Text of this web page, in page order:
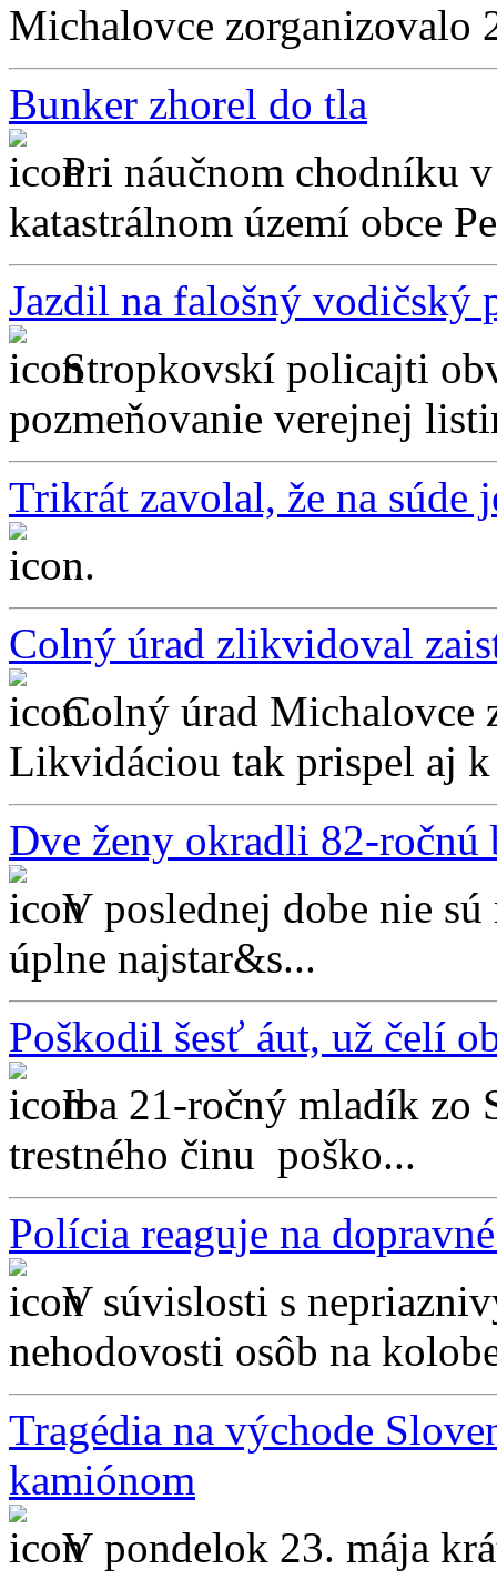
Michalovce zorganizovalo
Bunker zhorel do tla
Pri náučnom chodníku
katastrálnom území obce
Jazdil na falošný vodičský
Stropkovskí policajti
pozmeňovanie verejnej
Trikrát zavolal, že na súde
...
Colný úrad zlikvidoval
Colný úrad
Likvidáciou tak prispel aj k
Dve ženy okradli 82-ročnú
V poslednej dobe nie
úplne najstar&s...
Poškodil šesť áut, už čelí
Iba 21-ročný mladík zo
trestného činu poško...
Polícia reaguje na
V súvislosti s
nehodovosti osôb na
Tragédia na východe
kamiónom
V pondelok 23. mája